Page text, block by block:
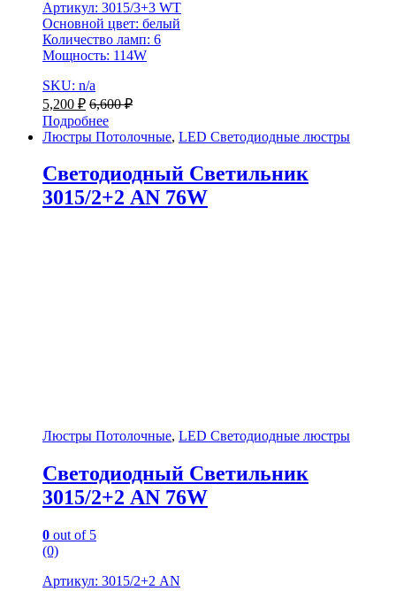
Артикул: 3015/3+3 WT
Основной цвет: белый
Количество ламп: 6
Мощность: 114W
SKU: n/a
5,200 ₽ 6,600₽
Подробнее
Люстры Потолочные, LED Светодиодные люстры
Светодиодный Светильник
3015/2+2 AN 76W
Люстры Потолочные, LED Светодиодные люстры
Светодиодный Светильник
3015/2+2 AN 76W
0 out of 5
(0)
Артикул: 3015/2+2 AN